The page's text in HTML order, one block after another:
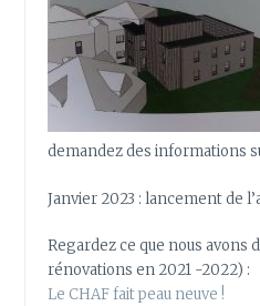
demandez des informations
Janvier 2023 : lancement de
Regardez ce que nous avons
rénovations en 2021 -2022) :
Le CHAF fait peau neuve !